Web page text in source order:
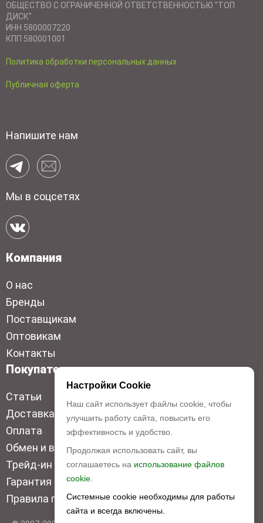
ОБЩЕСТВО С ОГРАНИЧЕННОЙ ОТВЕТСТВЕННОСТЬЮ "ТОП
ДИСК"
ИНН 5800007220
КПП 580001001
Политика обработки персональных данных
Публичная оферта
Напишите нам
Мы в соцсетях
Компания
О нас
Бренды
Поставщикам
Оптовикам
Контакты
Покупателям
Статьи
Доставка
Оплата
Обмен и возврат
Трейд-ин
Гарантия низкой цены
Правила продажи
Настройки Cookie
Наш сайт использует файлы cookie, чтобы
улучшить работу сайта, повысить его
эффективность и удобство.
Продолжая использовать сайт, вы
соглашаетесь на использование файлов
cookie.
Системные cookie необходимы для работы
сайта и всегда включены.